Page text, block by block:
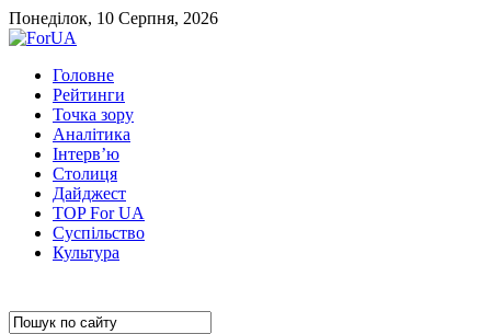
Понеділок, 10 Серпня, 2026
Головне
Рейтинги
Точка зору
Аналітика
Інтерв’ю
Столиця
Дайджест
TOP For UA
Суспiльство
Культура